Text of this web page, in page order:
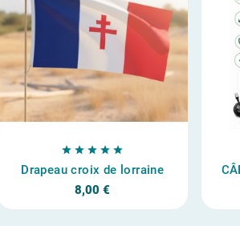
    
Drapeau croix de lorraine
8,00 €